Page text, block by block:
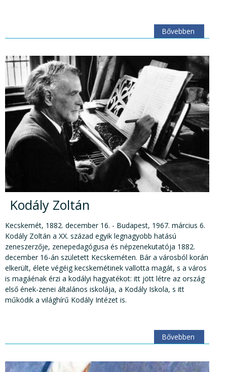
Bővebben
Kodály Zoltán
Kecskemét, 1882. december 16. - Budapest, 1967. március 6.
Kodály Zoltán a XX. század egyik legnagyobb hatású
zeneszerzője, zenepedagógusa és népzenekutatója 1882.
december 16-án született Kecskeméten. Bár a városból korán
elkerült, élete végéig kecskemétinek vallotta magát, s a város
is magáénak érzi a kodályi hagyatékot: itt jött létre az ország
első ének-zenei általános iskolája, a Kodály Iskola, s itt
működik a világhírű Kodály Intézet is.
Bővebben